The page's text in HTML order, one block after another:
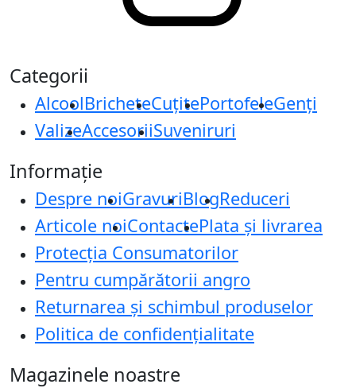
Categorii
AlcoolBricheteCuțitePortofeleGenți
ValizeAccesoriiSuveniruri
Informație
Despre noiGravuriBlogReduceri
Articole noiContactePlata și livrarea
Protecţia Consumatorilor
Pentru cumpărătorii angro
Returnarea și schimbul produselor
Politica de confidențialitate
Magazinele noastre